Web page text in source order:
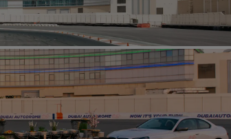
Consultar nuestros paquetes
Ideas de viaje
Hoteles para familias
Rad Pets
Espacios para celebración de
bodas